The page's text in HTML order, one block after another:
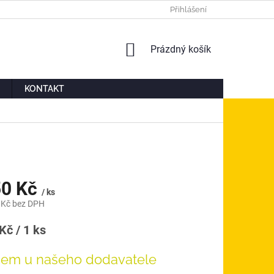
Přihlášení
NÁKUPNÍ
Prázdný košík
KONTAKT
Kč / ks
bez DPH
/ 1 ks
u našeho dodavatele